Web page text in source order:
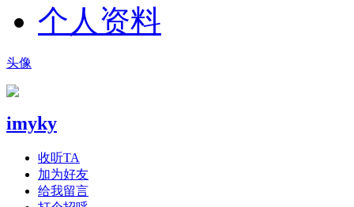
个人资料
头像
imyky
收听TA
加为好友
给我留言